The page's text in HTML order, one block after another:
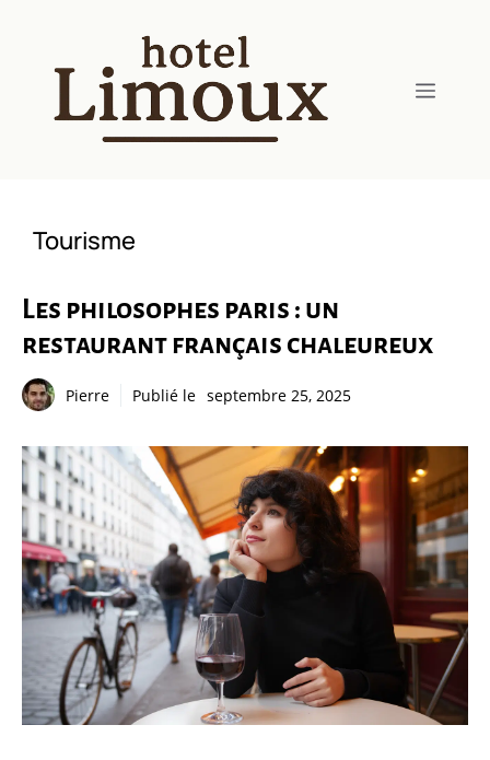
contenu
Menu
Tourisme
Les philosophes paris : un
restaurant français chaleureux
Pierre Publié le septembre 25, 2025